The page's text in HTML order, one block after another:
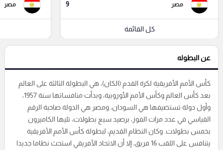
مصر 9
كل القائمة
مصر
عن البطوله
كأس الأمم الأفريقية لكرة القدم (الكان)، هي البطولة الثالثة على العالم
بعد كأس العالم وكأس الأمم الأوروبية، وبدأت منافساتها سنة 1957،
وأول دولة تستضيفها هي السودان، ومصر هي الدولة صاحبة الرقم
القياسي في عدد مرات الفوز، برصيد سبع بطولات، تليها الكاميرون
بخمس بطولات. وكان النظام القديم، لبطولة كأس الأمم الأفريقية
يتنافس على اللقب 16 فريق، إلا أن الاتحاد الأفريقي استحث نظاما جديدا